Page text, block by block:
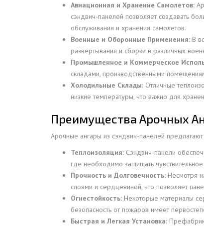
Авиационная и Хранение Самолетов:
сэндвич-панелей позволяет создавать
обслуживания и хранения самолетов.
Военные и Оборонные Применения: В
развертывания и сборки в различных
Промышленное и Коммерческое
складами, производственными
Холодильные Склады: Отличные
низкие температуры, что важно для
Преимущества Арочных
Арочные ангары из сэндвич-панелей
Теплоизоляция: Сэндвич-панели
где необходимо защищать
Прочность и Долговечность: Несмотря
слоями и сердцевиной, что позволяет
Огнестойкость: Некоторые материалы
безопасность от пожаров имеет
Быстрая и Легкая Установка: